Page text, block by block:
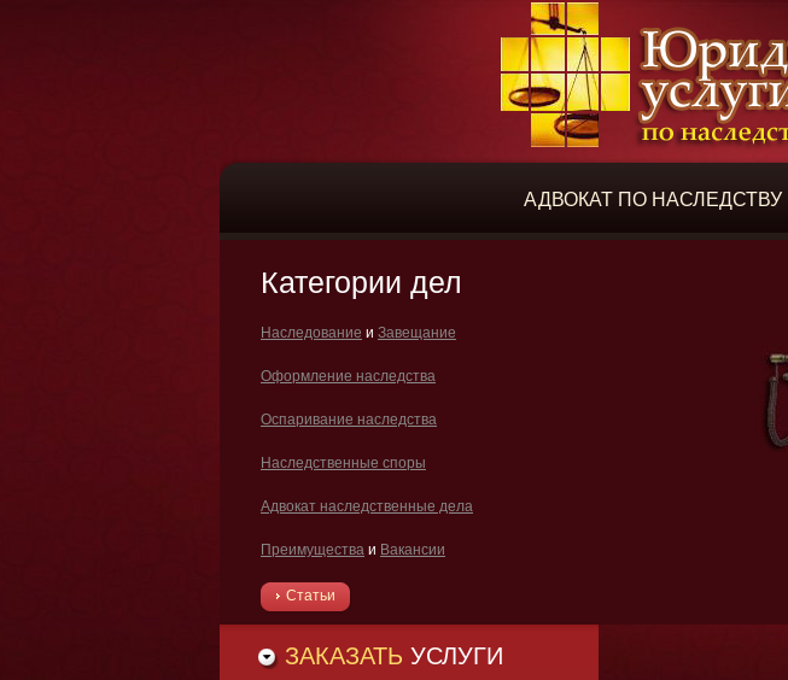
АДВОКАТ ПО НАСЛЕДСТВУ
Категории дел
Наследование и Завещание
Оформление наследства
Оспаривание наследства
Наследственные споры
Адвокат наследственные дела
Преимущества и Вакансии
Статьи
ЗАКАЗАТЬ УСЛУГИ